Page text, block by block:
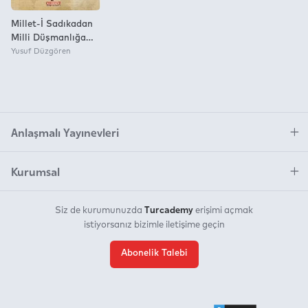
Millet-İ Sadıkadan
Milli Düşmanlığa
Ermeniler
Yusuf Düzgören
Anlaşmalı Yayınevleri
Kurumsal
Siz de kurumunuzda Turcademy erişimi açmak
istiyorsanız bizimle iletişime geçin
Abonelik Talebi